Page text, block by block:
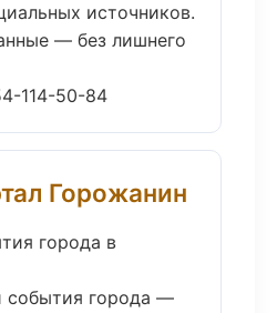
источников.
— без лишнего
114-50-84
Горожанин
города в
события города —